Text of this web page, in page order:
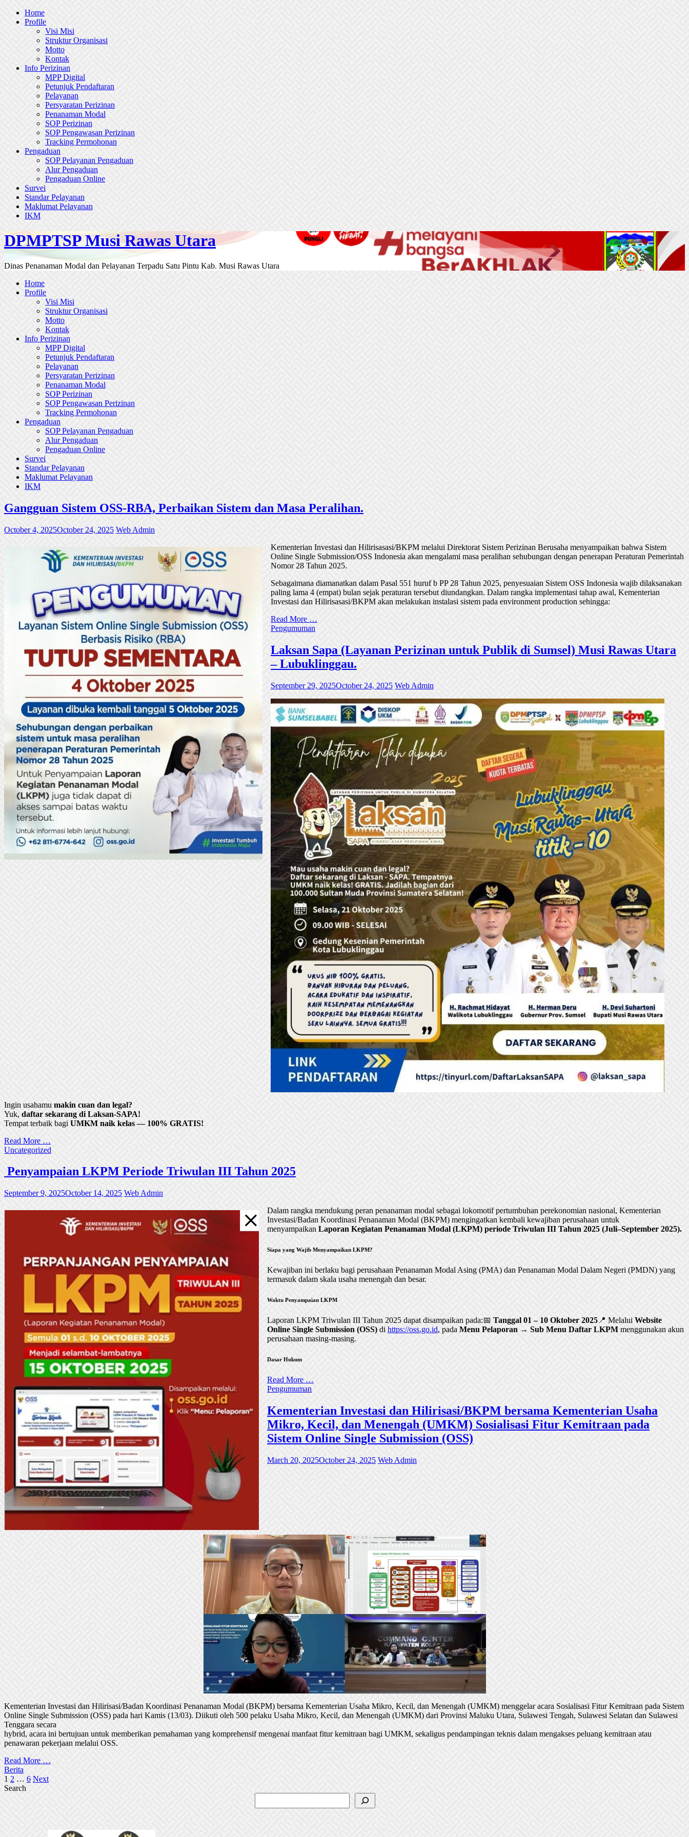
Skip
Home
Profile
Visi Misi
Struktur Organisasi
Motto
Kontak
Info Perizinan
MPP Digital
Petunjuk Pendaftaran
Pelayanan
Persyaratan Perizinan
Penanaman Modal
SOP Perizinan
SOP Pengawasan Perizinan
Tracking Permohonan
Pengaduan
SOP Pelayanan Pengaduan
Alur Pengaduan
Pengaduan Online
Survei
Standar Pelayanan
Maklumat Pelayanan
IKM
DPMPTSP Musi Rawas Utara
Dinas Penanaman Modal dan Pelayanan Terpadu Satu Pintu Kab. Musi Rawas Utara
Home
Profile
Visi Misi
Struktur Organisasi
Motto
Kontak
Info Perizinan
MPP Digital
Petunjuk Pendaftaran
Pelayanan
Persyaratan Perizinan
Penanaman Modal
SOP Perizinan
SOP Pengawasan Perizinan
Tracking Permohonan
Pengaduan
SOP Pelayanan Pengaduan
Alur Pengaduan
Pengaduan Online
Survei
Standar Pelayanan
Maklumat Pelayanan
IKM
Gangguan Sistem OSS-RBA, Perbaikan Sistem dan Masa Peralihan.
October 4, 2025October 24, 2025 Web Admin
Kementerian Investasi dan Hilirisasasi/BKPM melalui Direktorat Sistem Perizinan Berusaha menyampaikan bahwa Sistem
Online Single Submission/OSS Indonesia akan mengalami masa peralihan sehubungan dengan penerapan Peraturan Pemerintah
Nomor 28 Tahun 2025.
Sebagaimana diamanatkan dalam Pasal 551 huruf b PP 28 Tahun 2025, penyesuaian Sistem OSS Indonesia wajib dilaksanakan
paling lama 4 (empat) bulan sejak peraturan tersebut diundangkan. Dalam rangka implementasi tahap awal, Kementerian
Investasi dan Hilirisasasi/BKPM akan melakukan instalasi sistem pada environment production sehingga:
Read More …
Pengumuman
Laksan Sapa (Layanan Perizinan untuk Publik di Sumsel) Musi Rawas Utara
– Lubuklinggau.
September 29, 2025October 24, 2025 Web Admin
Ingin usahamu makin cuan dan legal?
Yuk, daftar sekarang di Laksan-SAPA!
Tempat terbaik bagi UMKM naik kelas — 100% GRATIS!
Read More …
Uncategorized
Penyampaian LKPM Periode Triwulan III Tahun 2025
September 9, 2025October 14, 2025 Web Admin
Dalam rangka mendukung peran penanaman modal sebagai lokomotif pertumbuhan perekonomian nasional, Kementerian
Investasi/Badan Koordinasi Penanaman Modal (BKPM) mengingatkan kembali kewajiban perusahaan untuk
menyampaikan Laporan Kegiatan Penanaman Modal (LKPM) periode Triwulan III Tahun 2025 (Juli–September 2025).
Siapa yang Wajib Menyampaikan LKPM?
Kewajiban ini berlaku bagi perusahaan Penanaman Modal Asing (PMA) dan Penanaman Modal Dalam Negeri (PMDN) yang
termasuk dalam skala usaha menengah dan besar.
Waktu Penyampaian LKPM
Laporan LKPM Triwulan III Tahun 2025 dapat disampaikan pada:📅 Tanggal 01 – 10 Oktober 2025 📍 Melalui Website
Online Single Submission (OSS) di https://oss.go.id, pada Menu Pelaporan → Sub Menu Daftar LKPM menggunakan akun
perusahaan masing-masing.
Dasar Hukum
Read More …
Pengumuman
Kementerian Investasi dan Hilirisasi/BKPM bersama Kementerian Usaha
Mikro, Kecil, dan Menengah (UMKM) Sosialisasi Fitur Kemitraan pada
Sistem Online Single Submission (OSS)
March 20, 2025October 24, 2025 Web Admin
Kementerian Investasi dan Hilirisasi/Badan Koordinasi Penanaman Modal (BKPM) bersama Kementerian Usaha Mikro, Kecil, dan Menengah (UMKM) menggelar acara Sosialisasi Fitur Kemitraan pada Sistem
Online Single Submission (OSS) pada hari Kamis (13/03). Diikuti oleh 500 pelaku Usaha Mikro, Kecil, dan Menengah (UMKM) dari Provinsi Maluku Utara, Sulawesi Tengah, Sulawesi Selatan dan Sulawesi
Tenggara secara
hybrid, acara ini bertujuan untuk memberikan pemahaman yang komprehensif mengenai manfaat fitur kemitraan bagi UMKM, sekaligus pendampingan teknis dalam mengakses peluang kemitraan atau
penawaran pekerjaan melalui OSS.
Read More …
Berita
Posts
pagination
1 2 … 6 Next
Search